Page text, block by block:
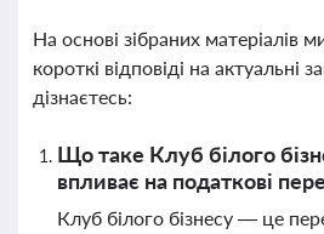
На основі зібраних матеріалів
короткі відповіді на актуальні
дізнаєтесь:
Що таке Клуб білого
впливає на податкові
Клуб білого бізнесу — це